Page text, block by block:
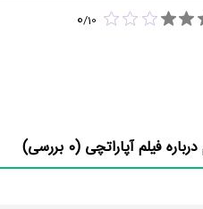
0/10
فیلم آپاراتچی (0 بررسی)